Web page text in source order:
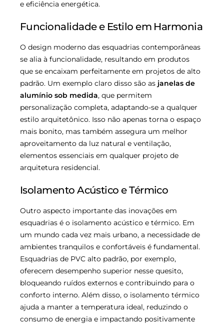
e eficiência energética.
Funcionalidade e Estilo em Harmonia
O design moderno das esquadrias contemporâneas
se alia à funcionalidade, resultando em produtos
que se encaixam perfeitamente em projetos de alto
padrão. Um exemplo claro disso são as janelas de
alumínio sob medida, que permitem
personalização completa, adaptando-se a qualquer
estilo arquitetônico. Isso não apenas torna o espaço
mais bonito, mas também assegura um melhor
aproveitamento da luz natural e ventilação,
elementos essenciais em qualquer projeto de
arquitetura residencial.
Isolamento Acústico e Térmico
Outro aspecto importante das inovações em
esquadrias é o isolamento acústico e térmico. Em
um mundo cada vez mais urbano, a necessidade de
ambientes tranquilos e confortáveis é fundamental.
Esquadrias de PVC alto padrão, por exemplo,
oferecem desempenho superior nesse quesito,
bloqueando ruídos externos e contribuindo para o
conforto interno. Além disso, o isolamento térmico
ajuda a manter a temperatura ideal, reduzindo o
consumo de energia e impactando positivamente